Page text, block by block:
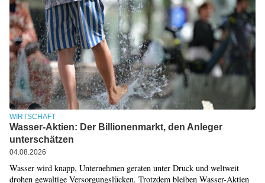
WIRTSCHAFT
Wasser-Aktien: Der Billionenmarkt, den Anleger
unterschätzen
04.08.2026
Wasser wird knapp, Unternehmen geraten unter Druck und weltweit
drohen gewaltige Versorgungslücken. Trotzdem bleiben Wasser-Aktien